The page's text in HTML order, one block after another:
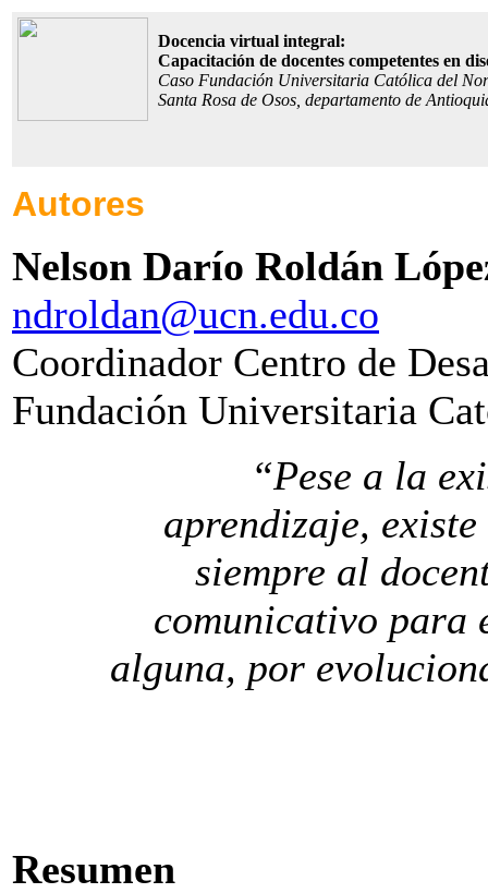
Docencia virtual integral:
Capacitación de docentes competentes en
Caso Fundación Universitaria Católica del
Santa Rosa de Osos, departamento de
Autores
Nelson Darío Roldán
ndroldan@ucn.edu.co
Coordinador Centro de
Fundación Universitaria
“Pese a la
aprendizaje,
siempre al
comunicativo para
alguna, por
Resumen